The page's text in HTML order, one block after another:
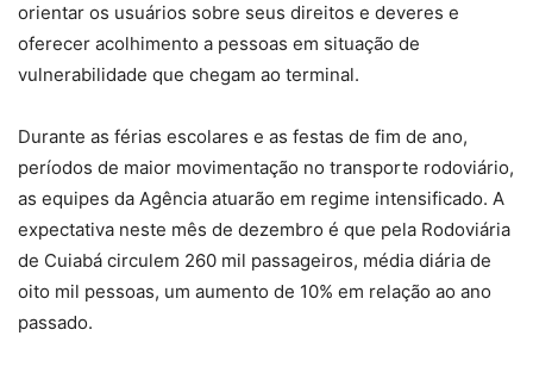
orientar os usuários sobre seus direitos e deveres e
oferecer acolhimento a pessoas em situação de
vulnerabilidade que chegam ao terminal.
Durante as férias escolares e as festas de fim de ano,
períodos de maior movimentação no transporte rodoviário,
as equipes da Agência atuarão em regime intensificado. A
expectativa neste mês de dezembro é que pela Rodoviária
de Cuiabá circulem 260 mil passageiros, média diária de
oito mil pessoas, um aumento de 10% em relação ao ano
passado.